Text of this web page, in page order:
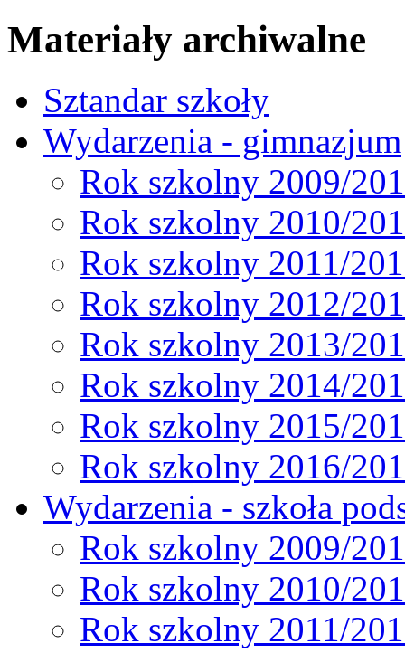
Materiały archiwalne
Sztandar szkoły
Wydarzenia - gimnazjum
Rok szkolny 2009/
Rok szkolny 2010/
Rok szkolny 2011/
Rok szkolny 2012/
Rok szkolny 2013/
Rok szkolny 2014/
Rok szkolny 2015/
Rok szkolny 2016/
Wydarzenia - szkoła
Rok szkolny 2009/
Rok szkolny 2010/
Rok szkolny 2011/